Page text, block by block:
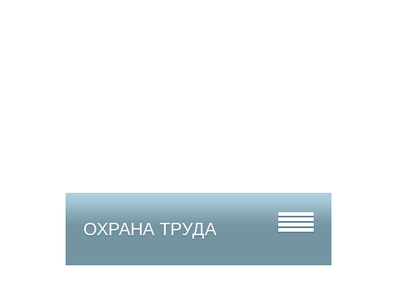
ОХРАНА ТРУДА